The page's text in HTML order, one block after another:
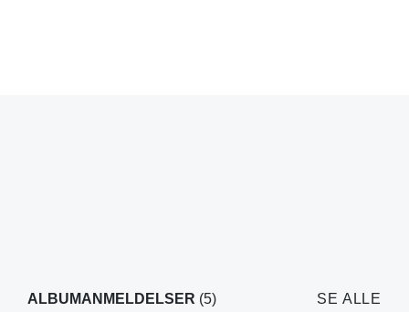
ALBUMANMELDELSER (5) SE ALLE